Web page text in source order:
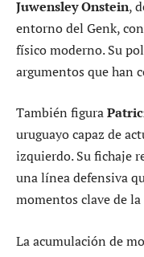
Juwensley Onstein,
entorno del Genk,
físico moderno. Su
argumentos que han
También figura
uruguayo capaz de
izquierdo. Su fichaje
una línea defensiva
momentos clave de
La acumulación de